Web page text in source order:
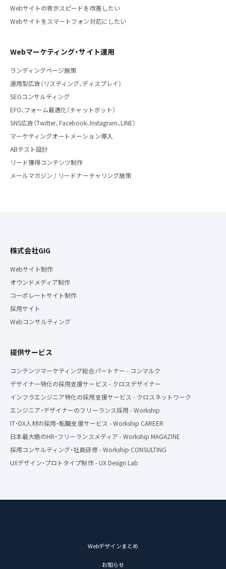
Webサイトの表示スピードを改善したい
Webサイトをスマートフォン対応にしたい
Webマーケティング・サイト運用
ランディングページ施策
運用型広告（リスティング、ディスプレイ）
SEOコンサルティング
EFO、フォーム最適化（チャットボット）
SNS広告（Twitter、Facebook、Instagram、LINE）
マーケティングオートメーション導入
ABテスト設計
リード獲得コンテンツ制作
メールマガジン / リードナーチャリング施策
株式会社GIG
Webサイト制作
オウンドメディア制作
コーポレートサイト制作
採用サイト
Webコンサルティング
提供サービス
コンテンツマーケティング総合パートナー - コンマルク
デザイナー特化の採用支援サービス - クロスデザイナー
インフラエンジニア特化の採用支援サービス - クロスネットワーク
エンジニア・デザイナーのフリーランス採用 - Workship
IT・DX人材の採用・転職支援サービス - Workship CAREER
日本最大級のHR・フリーランスメディア - Workship MAGAZINE
採用コンサルティング・社員研修 - Workship CONSULTING
UXデザイン・プロトタイプ制作 - UX Design Lab
Webデザインまとめ
お知らせ